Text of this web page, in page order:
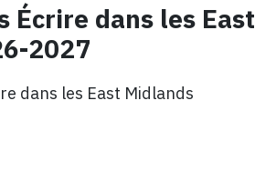
Écrire dans les East
2027
dans les East Midlands